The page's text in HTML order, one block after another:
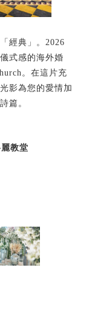
經典」。2026
式感的海外婚
。在這片充
影為您的愛情加
篇。
教堂